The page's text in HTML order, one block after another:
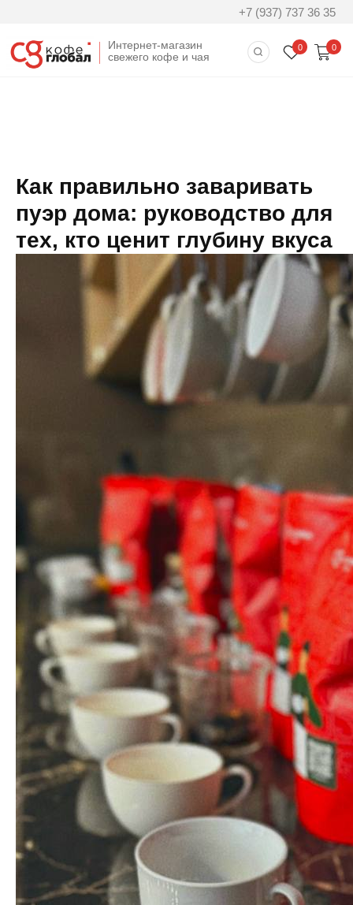
свежего кофе и чая
Как правильно заваривать
пуэр дома: руководство для
тех, кто ценит глубину вкуса